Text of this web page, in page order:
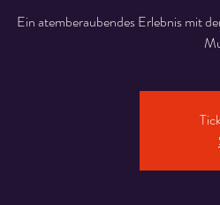
Ein atemberaubendes Erlebnis mit